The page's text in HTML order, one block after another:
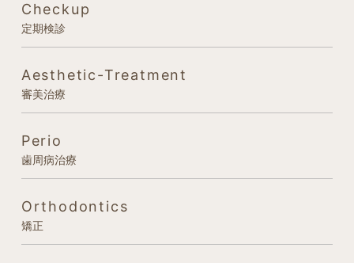
Checkup
定期検診
Aesthetic-Treatment
審美治療
Perio
歯周病治療
Orthodontics
矯正